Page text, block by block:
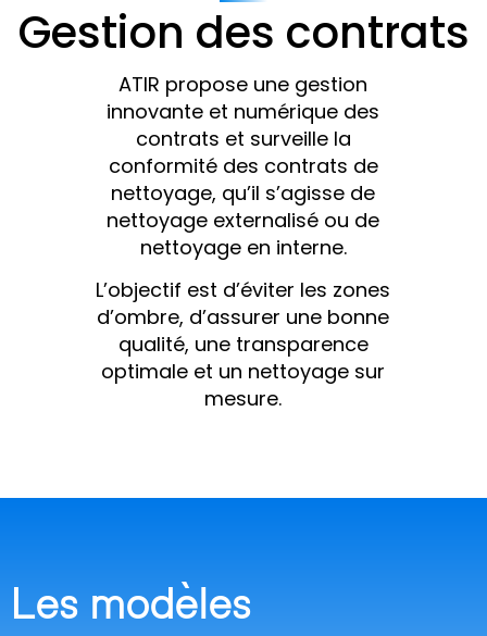
Gestion des contrats
ATIR propose une gestion
innovante et numérique des
contrats et surveille la
conformité des contrats de
nettoyage, qu’il s’agisse de
nettoyage externalisé ou de
nettoyage en interne.
L’objectif est d’éviter les zones
d’ombre, d’assurer une bonne
qualité, une transparence
optimale et un nettoyage sur
mesure.
Les modèles